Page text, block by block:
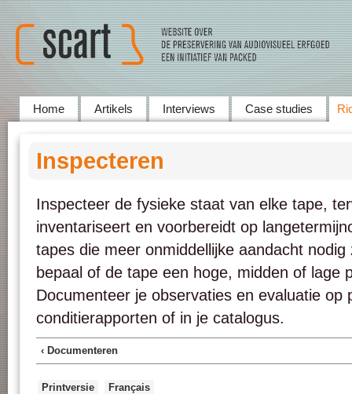
Home Artikels Interviews Case studies
Inspecteren
Inspecteer de fysieke staat van elke tape,
inventariseert en voorbereidt op
tapes die meer onmiddellijke aandacht nodig
bepaal of de tape een hoge, midden of lage
Documenteer je observaties en evaluatie op
conditierapporten of in je catalogus.
‹ Documenteren
Printversie Français